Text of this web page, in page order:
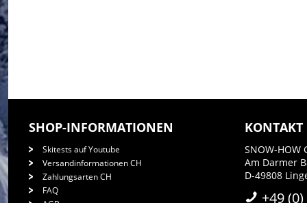
SHOP-INFORMATIONEN
Skitests auf Youtube
Versandinformationen CH
Zahlungsarten CH
FAQ
KONTAKT
SNOW-HOW
Am Darmer
D-49808
+49